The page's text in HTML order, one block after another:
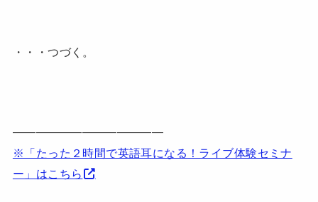
・・・つづく。
—————————————
※「たった２時間で英語耳になる！ライブ体験セミナ
ー」はこちら